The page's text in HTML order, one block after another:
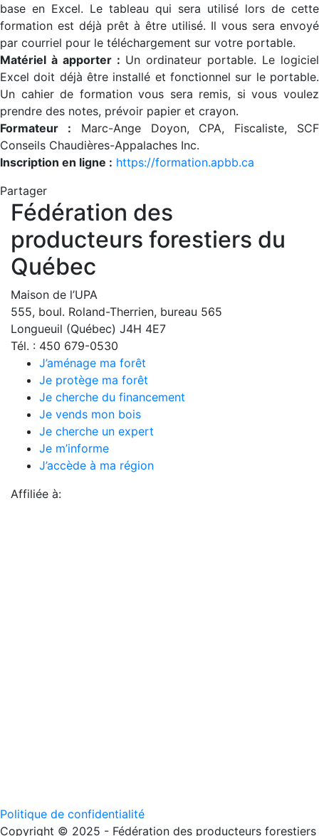
base en Excel. Le tableau qui sera utilisé lors de cette
formation est déjà prêt à être utilisé. Il vous sera envoyé
par courriel pour le téléchargement sur votre portable.
Matériel à apporter : Un ordinateur portable. Le logiciel
Excel doit déjà être installé et fonctionnel sur le portable.
Un cahier de formation vous sera remis, si vous voulez
prendre des notes, prévoir papier et crayon.
Formateur : Marc-Ange Doyon, CPA, Fiscaliste, SCF
Conseils Chaudières-Appalaches Inc.
Inscription en ligne : https://formation.apbb.ca
Partager
Fédération des
producteurs forestiers du
Québec
Maison de l’UPA
555, boul. Roland-Therrien, bureau 565
Longueuil (Québec) J4H 4E7
Tél. : 450 679-0530
J’aménage ma forêt
Je protège ma forêt
Je cherche du financement
Je vends mon bois
Je cherche un expert
Je m’informe
J’accède à ma région
Affiliée à:
Politique de confidentialité
Copyright © 2025 - Fédération des producteurs forestiers